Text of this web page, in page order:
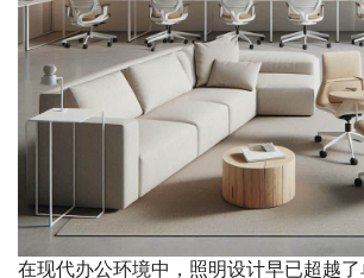
在现代办公环境中，照明设计早已超越